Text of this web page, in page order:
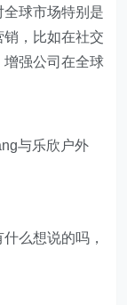
球市场特别是
，比如在社交
强公司在全球
与乐欣户外
么想说的吗，